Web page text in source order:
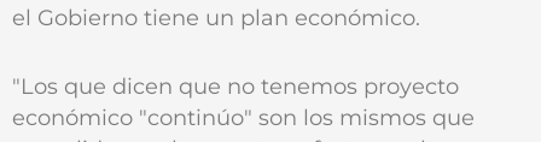
el Gobierno tiene un plan económico.
"Los que dicen que no tenemos proyecto
económico "continúo" son los mismos que